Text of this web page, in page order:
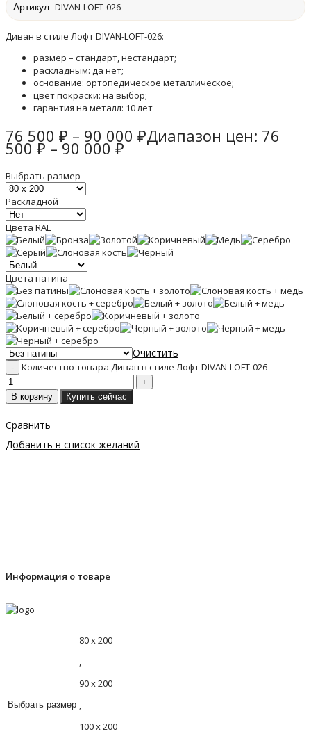
Артикул: DIVAN-LOFT-026
Диван в стиле Лофт DIVAN-LOFT-026:
размер – стандарт, нестандарт;
раскладным: да нет;
основание: ортопедическое металлическое;
цвет покраски: на выбор;
гарантия на металл: 10 лет
76 500 ₽ – 90 000 ₽Диапазон цен: 76
500 ₽ – 90 000 ₽
Выбрать размер
Раскладной
Цвета RAL
Цвета патина
Очистить
Количество товара Диван в стиле Лофт DIVAN-LOFT-026
В корзину Купить сейчас
Сравнить
Добавить в список желаний
Информация о товаре
Выбрать размер
80 х 200
,
90 х 200
,
100 х 200